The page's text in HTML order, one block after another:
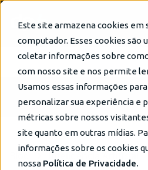
Este site armazena cookies em
computador. Esses cookies são
coletar informações sobre
com nosso site e nos permite
Usamos essas informações
personalizar sua experiência e
métricas sobre nossos
site quanto em outras mídias.
informações sobre os cookies
nossa Política de Privacidade.
Inteligência Artificial